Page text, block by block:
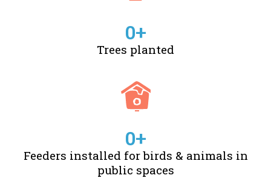
Trees planted
0+
Feeders installed for birds & animals in
public spaces
0+